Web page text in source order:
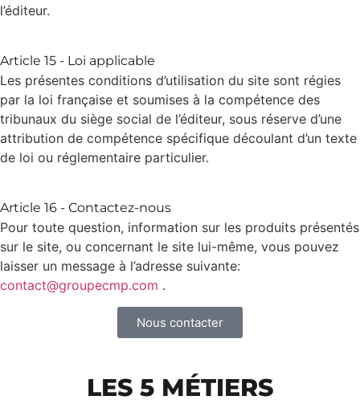
l’éditeur.
Article 15 - Loi applicable
Les présentes conditions d’utilisation du site sont régies
par la loi française et soumises à la compétence des
tribunaux du siège social de l’éditeur, sous réserve d’une
attribution de compétence spécifique découlant d’un texte
de loi ou réglementaire particulier.
Article 16 - Contactez-nous
Pour toute question, information sur les produits présentés
sur le site, ou concernant le site lui-même, vous pouvez
laisser un message à l’adresse suivante:
contact@groupecmp.com .
Nous contacter
LES 5 MÉTIERS